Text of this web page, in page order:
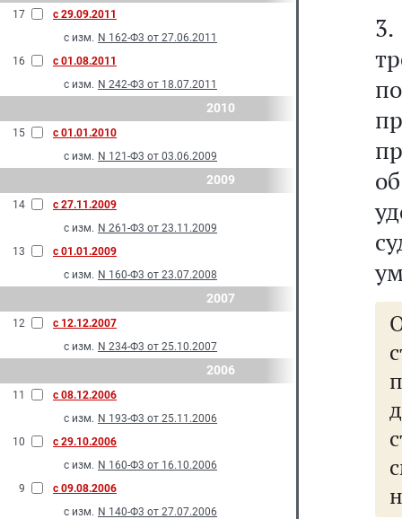
17
с 29.09.2011
с изм. N 162-Ф3 от 27.06.2011
16
с 01.08.2011
с изм. N 242-Ф3 от 18.07.2011
2010
15
с 01.01.2010
с изм. N 121-Ф3 от 03.06.2009
2009
14
с 27.11.2009
с изм. N 261-Ф3 от 23.11.2009
13
с 01.01.2009
с изм. N 160-Ф3 от 23.07.2008
2007
12
с 12.12.2007
с изм. N 234-Ф3 от 25.10.2007
2006
11
с 08.12.2006
с изм. N 193-Ф3 от 25.11.2006
10
с 29.10.2006
с изм. N 160-Ф3 от 16.10.2006
9
с 09.08.2006
с изм. N 140-Ф3 от 27.07.2006
3.